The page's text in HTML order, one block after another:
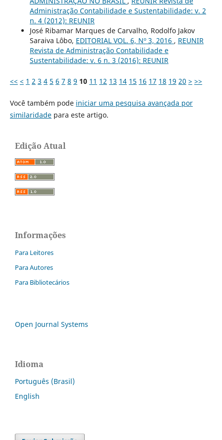
Administração Contabilidade e Sustentabilidade: v. 2
n. 4 (2012): REUNIR
José Ribamar Marques de Carvalho, Rodolfo Jakov
Saraiva Lôbo, EDITORIAL VOL. 6, Nº 3, 2016 , REUNIR
Revista de Administração Contabilidade e
Sustentabilidade: v. 6 n. 3 (2016): REUNIR
<< < 1 2 3 4 5 6 7 8 9 10 11 12 13 14 15 16 17 18 19 20 > >>
Você também pode iniciar uma pesquisa avançada por
similaridadepara este artigo.
Edição Atual
Informações
Para Leitores
Para Autores
Para Bibliotecários
Open Journal Systems
Idioma
Português (Brasil)
English